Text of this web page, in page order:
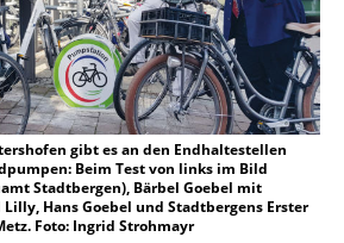
gibt es an den Endhaltestellen
Beim Test von links im Bild
Stadtbergen), Bärbel Goebel mit
Lilly, Hans Goebel und Stadtbergens Erster
Foto: Ingrid Strohmayr